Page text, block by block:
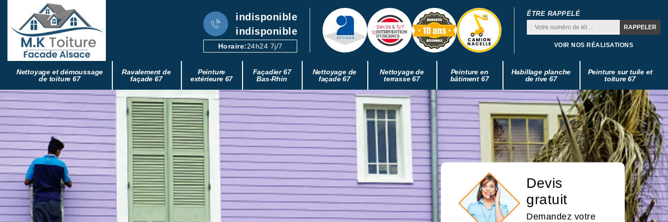
indisponible
indisponible
Horaire:24h24 7j/7
ÊTRE RAPPELÉ
VOIR NOS RÉALISATIONS
Nettoyage et démoussage
de toiture 67
Ravalement de
façade 67
Peinture
extérieure 67
Façadier 67
Bas-Rhin
Nettoyage de
façade 67
Nettoyage de
terrasse 67
Peinture en
bâtiment 67
Habillage planche
de rive 67
Peinture sur tuile et
toiture 67
Devis
gratuit
Demandez votre